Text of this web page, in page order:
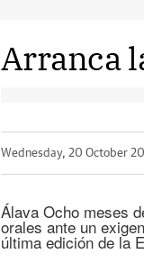
Arranca
Wednesday, 20 October
Álava Ocho meses
orales ante un
última edición de la